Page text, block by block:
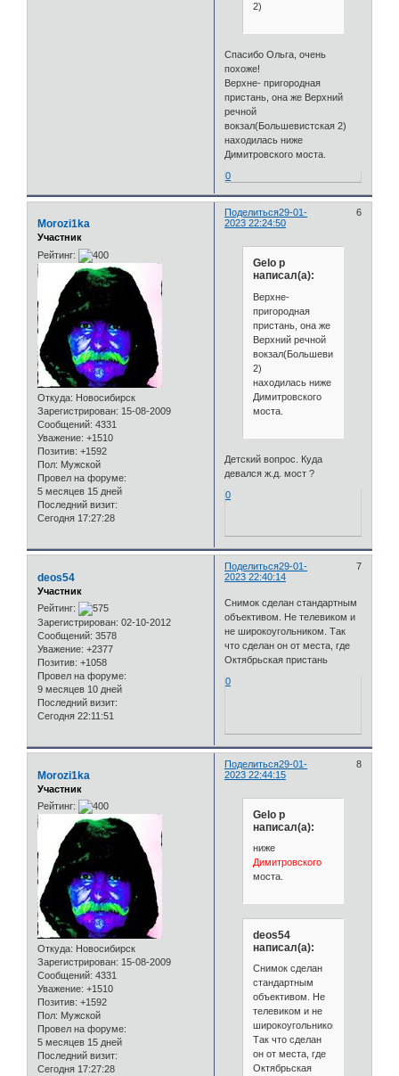
2)
Спасибо Ольга, очень
похоже!
Верхне- пригородная
пристань, она же Верхний
речной
вокзал(Большевистская 2)
находилась ниже
Димитровского моста.
0
Поделиться 6
29-01-
2023 22:24:50
Morozi1ka
Участник
Рейтинг:
Откуда: Новосибирск
Зарегистрирован: 15-08-2009
Сообщений: 4331
Уважение: +1510
Позитив: +1592
Пол: Мужской
Провел на форуме:
5 месяцев 15 дней
Последний визит:
Сегодня 17:27:28
Gelo p
написал(а):
Верхне-
пригородная
пристань, она же
Верхний речной
вокзал(Большевистская
2)
находилась ниже
Димитровского
моста.
Детский вопрос. Куда
девался ж.д. мост ?
0
Поделиться 7
29-01-
2023 22:40:14
deos54
Участник
Рейтинг:
Зарегистрирован: 02-10-2012
Сообщений: 3578
Уважение: +2377
Позитив: +1058
Провел на форуме:
9 месяцев 10 дней
Последний визит:
Сегодня 22:11:51
Снимок сделан стандартным
объективом. Не телевиком и
не широкоугольником. Так
что сделан он от места, где
Октябрьская пристань
0
Поделиться 8
29-01-
2023 22:44:15
Morozi1ka
Участник
Рейтинг:
Откуда: Новосибирск
Зарегистрирован: 15-08-2009
Сообщений: 4331
Уважение: +1510
Позитив: +1592
Пол: Мужской
Провел на форуме:
5 месяцев 15 дней
Последний визит:
Сегодня 17:27:28
Gelo p
написал(а):
ниже
Димитровского
моста.
deos54
написал(а):
Снимок сделан
стандартным
объективом. Не
телевиком и не
широкоугольником.
Так что сделан
он от места, где
Октябрьская